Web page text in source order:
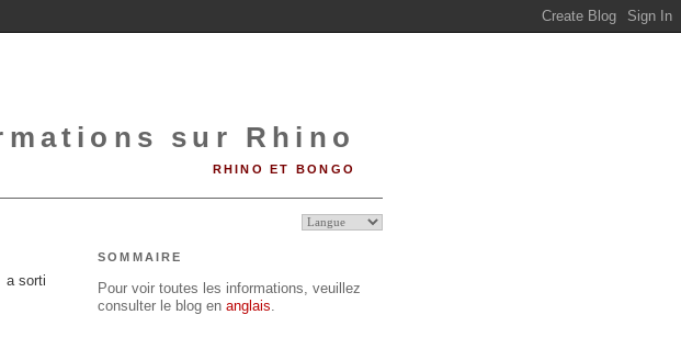
sur Rhino
RHINO ET BONGO
a sorti
SOMMAIRE
Pour voir toutes les informations, veuillez
consulter le blog en anglais